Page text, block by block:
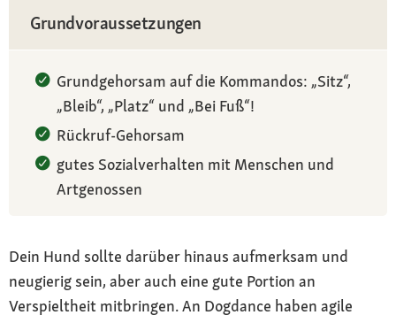
Grundvoraussetzungen
Grundgehorsam auf die Kommandos: „Sitz“,
„Bleib“, „Platz“ und „Bei Fuß“!
Rückruf-Gehorsam
gutes Sozialverhalten mit Menschen und
Artgenossen
Dein Hund sollte darüber hinaus aufmerksam und
neugierig sein, aber auch eine gute Portion an
Verspieltheit mitbringen. An Dogdance haben agile